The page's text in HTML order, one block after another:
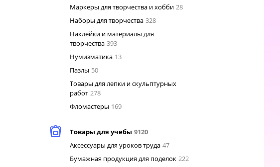
Маркеры для творчества и хобби 28
Наборы для творчества 328
Наклейки и материалы для
творчества 393
Нумизматика 13
Пазлы 50
Товары для лепки и скульптурных
работ 278
Фломастеры 169
Товары для учебы 9120
Аксессуары для уроков труда 47
Бумажная продукция для поделок 222